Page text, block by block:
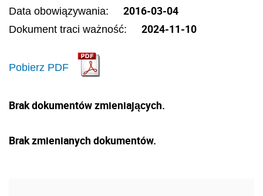
Data obowiązywania: 2016-03-04
Dokument traci ważność: 2024-11-10
Pobierz PDF
Brak dokumentów zmieniających.
Brak zmienianych dokumentów.